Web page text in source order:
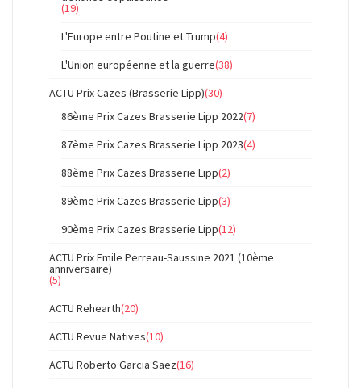
(19)
L'Europe entre Poutine et Trump(4)
L'Union européenne et la guerre(38)
ACTU Prix Cazes (Brasserie Lipp)(30)
86ème Prix Cazes Brasserie Lipp 2022(7)
87ème Prix Cazes Brasserie Lipp 2023(4)
88ème Prix Cazes Brasserie Lipp(2)
89ème Prix Cazes Brasserie Lipp(3)
90ème Prix Cazes Brasserie Lipp(12)
ACTU Prix Emile Perreau-Saussine 2021 (10ème
anniversaire)
(5)
ACTU Rehearth(20)
ACTU Revue Natives(10)
ACTU Roberto Garcia Saez(16)